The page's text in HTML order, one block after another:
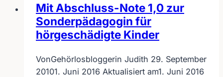
Mit Abschluss-Note 1,0 zur
Sonderpädagogin für
hörgeschädigte Kinder
VonGehörlosbloggerin Judith 29. September
20101. Juni 2016 Aktualisiert am1. Juni 2016